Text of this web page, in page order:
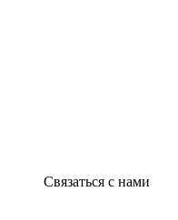
Связаться с нами